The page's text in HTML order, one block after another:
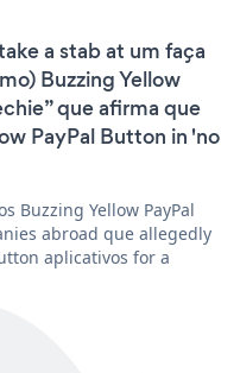
a stab at um faça
Buzzing Yellow
que afirma que
PayPal Button in 'no
Buzzing Yellow PayPal
abroad que allegedly
aplicativos for a